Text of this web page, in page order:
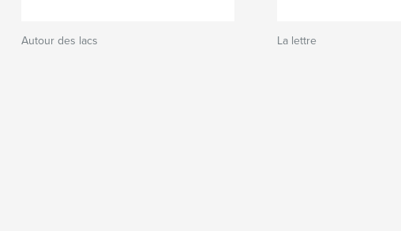
Autour des lacs La lettre